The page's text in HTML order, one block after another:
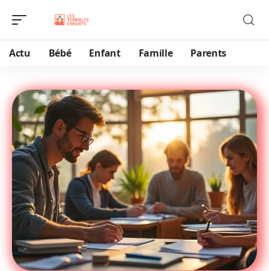
Actu Bébé Enfant Famille Parents